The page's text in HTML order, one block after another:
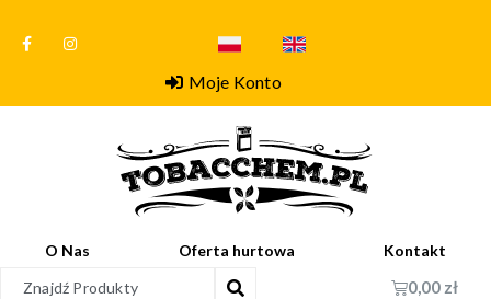
Moje Konto
O Nas Oferta hurtowa Kontakt
0,00 zł